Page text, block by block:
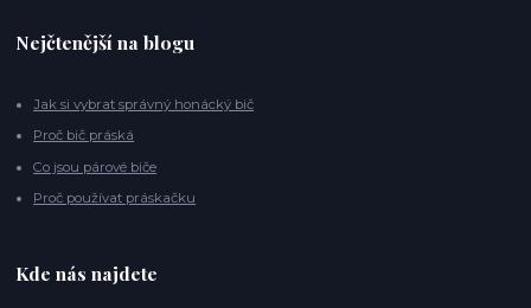
Nejčtenější na blogu
Jak si vybrat správný honácký bič
Proč bič práská
Co jsou párové biče
Proč používat práskačku
Kde nás najdete